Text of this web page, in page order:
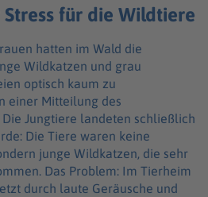
für die Wildtiere
hatten im Wald die
Wildkatzen und grau
optisch kaum zu
einer Mitteilung des
Jungtiere landeten schließlich
Die Tiere waren keine
junge Wildkatzen, die sehr
Das Problem: Im Tierheim
durch laute Geräusche und